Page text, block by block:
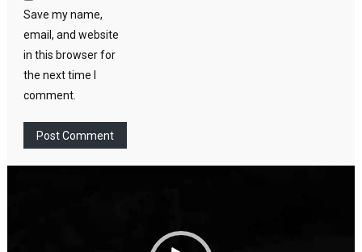
Save my name,
email, and website
in this browser for
the next time I
comment.